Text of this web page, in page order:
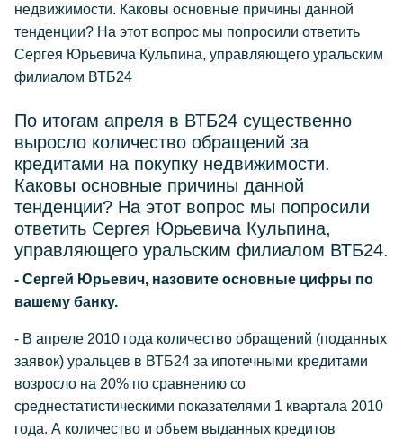
недвижимости. Каковы основные причины данной
тенденции? На этот вопрос мы попросили ответить
Сергея Юрьевича Кульпина, управляющего уральским
филиалом ВТБ24
По итогам апреля в ВТБ24 существенно
выросло количество обращений за
кредитами на покупку недвижимости.
Каковы основные причины данной
тенденции? На этот вопрос мы попросили
ответить Сергея Юрьевича Кульпина,
управляющего уральским филиалом ВТБ24.
- Сергей Юрьевич, назовите основные цифры по
вашему банку.
- В апреле 2010 года количество обращений (поданных
заявок) уральцев в ВТБ24 за ипотечными кредитами
возросло на 20% по сравнению со
среднестатистическими показателями 1 квартала 2010
года. А количество и объем выданных кредитов